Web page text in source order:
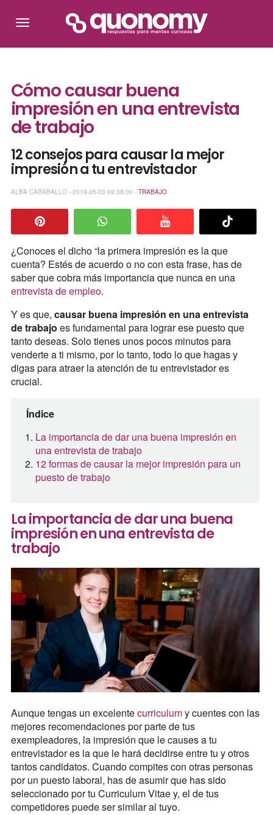
Cómo causar buena
impresión en una entrevista
de trabajo
12 consejos para causar la mejor
impresión a tu entrevistador
ALBA CARABALLO - 2019-05-03 09:38:00 - TRABAJO
¿Conoces el dicho “la primera impresión es la que
cuenta? Estés de acuerdo o no con esta frase, has de
saber que cobra más importancia que nunca en una
entrevista de empleo.
Y es que, causar buena impresión en una entrevista
de trabajo es fundamental para lograr ese puesto que
tanto deseas. Solo tienes unos pocos minutos para
venderte a ti mismo, por lo tanto, todo lo que hagas y
digas para atraer la atención de tu entrevistador es
crucial.
Índice
La importancia de dar una buena impresión en
una entrevista de trabajo
12 formas de causar la mejor impresión para un
puesto de trabajo
La importancia de dar una buena
impresión en una entrevista de
trabajo
Aunque tengas un excelentecurriculumy cuentes con las
mejores recomendaciones por parte de tus
exempleadores, la impresión que le causes a tu
entrevistador es la que le hará decidirse entre tu y otros
tantos candidatos. Cuando compites con otras personas
por un puesto laboral, has de asumir que has sido
seleccionado por tu Curriculum Vitae y, el de tus
competidores puede ser similar al tuyo.